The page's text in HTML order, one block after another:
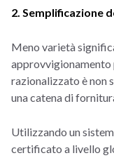
2. Semplificazione
Meno varietà
approvvigionamento
razionalizzato è non
una catena di
Utilizzando un
certificato a livello